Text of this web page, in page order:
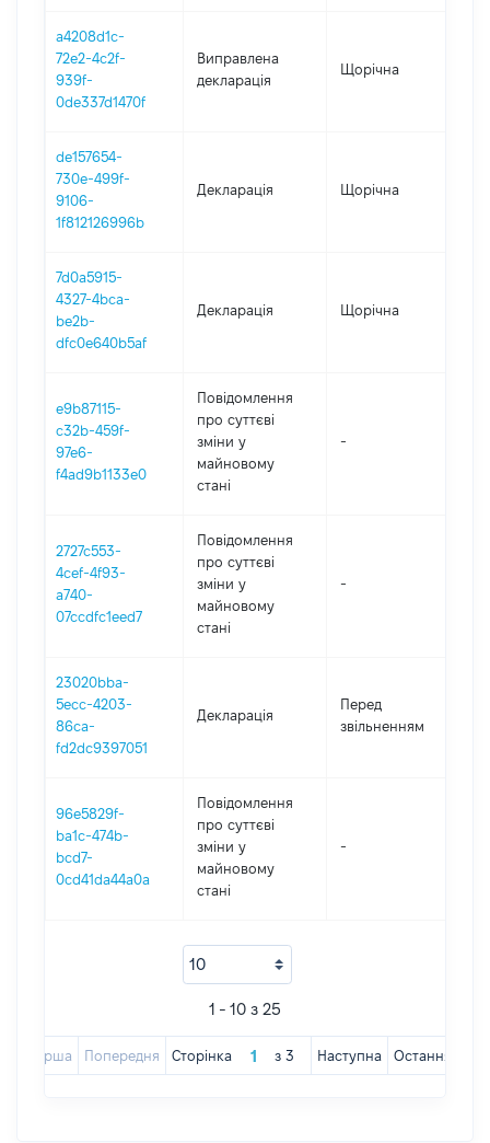
a4208d1c-
72e2-4c2f-
939f-
0de337d1470f
Виправлена
декларація
Щорічна
de157654-
730e-499f-
9106-
1f812126996b
Декларація Щорічна
7d0a5915-
4327-4bca-
be2b-
dfc0e640b5af
Декларація Щорічна
e9b87115-
c32b-459f-
97e6-
f4ad9b1133e0
Повідомлення
про суттєві
зміни y
майновому
стані
-
2727c553-
4cef-4f93-
a740-
07ccdfc1eed7
Повідомлення
про суттєві
зміни y
майновому
стані
-
23020bba-
5ecc-4203-
86ca-
fd2dc9397051
Декларація
Перед
звільненням
96e5829f-
ba1c-474b-
bcd7-
0cd41da44a0a
Повідомлення
про суттєві
зміни y
майновому
стані
-
1 - 10 з 25
Перша Попередня Сторінка з 3 Наступна Остання